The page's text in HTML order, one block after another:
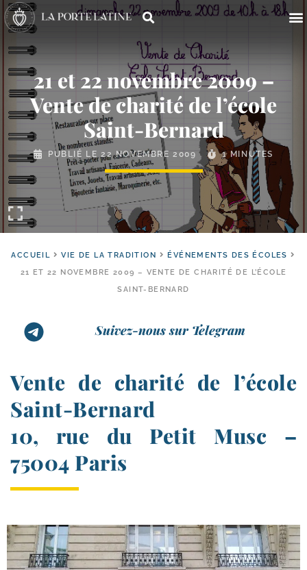
21 et 22 novembre 2009 –
Vente de charité de l’école
Saint-Bernard
PUBLIÉ LE 22 NOVEMBRE 2009 1 MINUTES
ACCUEIL VIE DE LA TRADITION
ÉVÉNEMENTS DES ÉCOLES
21 ET 22 NOVEMBRE 2009 – VENTE DE CHARITÉ DE L’ÉCOLE
SAINT-BERNARD
Suivez-nous sur Telegram
Vente de charité de l’école
Saint-​Bernard
10, rue du Petit Musc –
75004 Paris